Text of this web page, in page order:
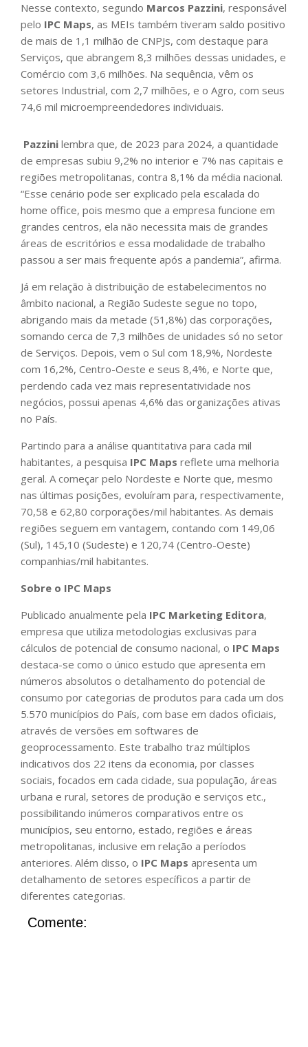
Nesse contexto, segundo Marcos Pazzini, responsável
pelo IPC Maps, as MEIs também tiveram saldo positivo
de mais de 1,1 milhão de CNPJs, com destaque para
Serviços, que abrangem 8,3 milhões dessas unidades, e
Comércio com 3,6 milhões. Na sequência, vêm os
setores Industrial, com 2,7 milhões, e o Agro, com seus
74,6 mil microempreendedores individuais.
Pazzini lembra que, de 2023 para 2024, a quantidade
de empresas subiu 9,2% no interior e 7% nas capitais e
regiões metropolitanas, contra 8,1% da média nacional.
“Esse cenário pode ser explicado pela escalada do
home office, pois mesmo que a empresa funcione em
grandes centros, ela não necessita mais de grandes
áreas de escritórios e essa modalidade de trabalho
passou a ser mais frequente após a pandemia”, afirma.
Já em relação à distribuição de estabelecimentos no
âmbito nacional, a Região Sudeste segue no topo,
abrigando mais da metade (51,8%) das corporações,
somando cerca de 7,3 milhões de unidades só no setor
de Serviços. Depois, vem o Sul com 18,9%, Nordeste
com 16,2%, Centro-Oeste e seus 8,4%, e Norte que,
perdendo cada vez mais representatividade nos
negócios, possui apenas 4,6% das organizações ativas
no País.
Partindo para a análise quantitativa para cada mil
habitantes, a pesquisa IPC Maps reflete uma melhoria
geral. A começar pelo Nordeste e Norte que, mesmo
nas últimas posições, evoluíram para, respectivamente,
70,58 e 62,80 corporações/mil habitantes. As demais
regiões seguem em vantagem, contando com 149,06
(Sul), 145,10 (Sudeste) e 120,74 (Centro-Oeste)
companhias/mil habitantes.
Sobre o IPC Maps
Publicado anualmente pela IPC Marketing Editora,
empresa que utiliza metodologias exclusivas para
cálculos de potencial de consumo nacional, o IPC Maps
destaca-se como o único estudo que apresenta em
números absolutos o detalhamento do potencial de
consumo por categorias de produtos para cada um dos
5.570 municípios do País, com base em dados oficiais,
através de versões em softwares de
geoprocessamento. Este trabalho traz múltiplos
indicativos dos 22 itens da economia, por classes
sociais, focados em cada cidade, sua população, áreas
urbana e rural, setores de produção e serviços etc.,
possibilitando inúmeros comparativos entre os
municípios, seu entorno, estado, regiões e áreas
metropolitanas, inclusive em relação a períodos
anteriores. Além disso, o IPC Maps apresenta um
detalhamento de setores específicos a partir de
diferentes categorias.
Comente: